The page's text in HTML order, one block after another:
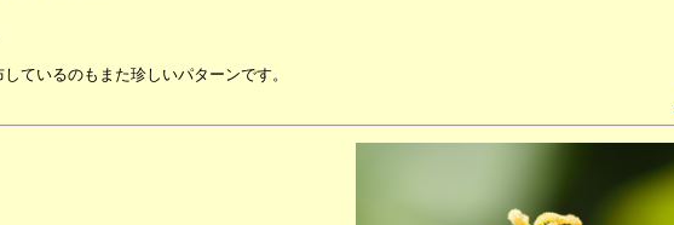
ているのもまた珍しいパターンです。